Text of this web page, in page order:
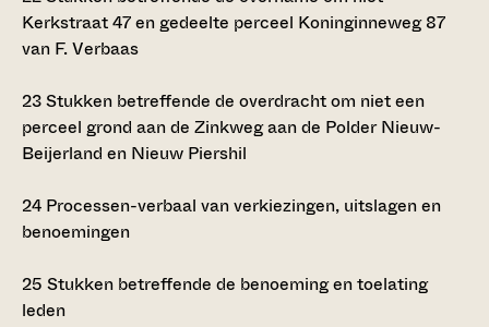
Kerkstraat 47 en gedeelte perceel Koninginneweg 87
van F. Verbaas
23Stukken betreffende de overdracht om niet een
perceel grond aan de Zinkweg aan de Polder Nieuw-
Beijerland en Nieuw Piershil
24 Processen-verbaal van verkiezingen, uitslagen en
benoemingen
25 Stukken betreffende de benoeming en toelating
leden